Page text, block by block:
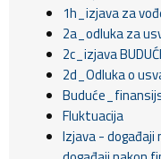
1h_izjava za
2a_odluka za
2c_izjava
2d_Odluka o
Fluktuacija
Izjava -